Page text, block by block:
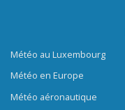
Météo au Luxembourg
Météo en Europe
Météo aéronautique